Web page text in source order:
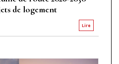
de logement
Lire